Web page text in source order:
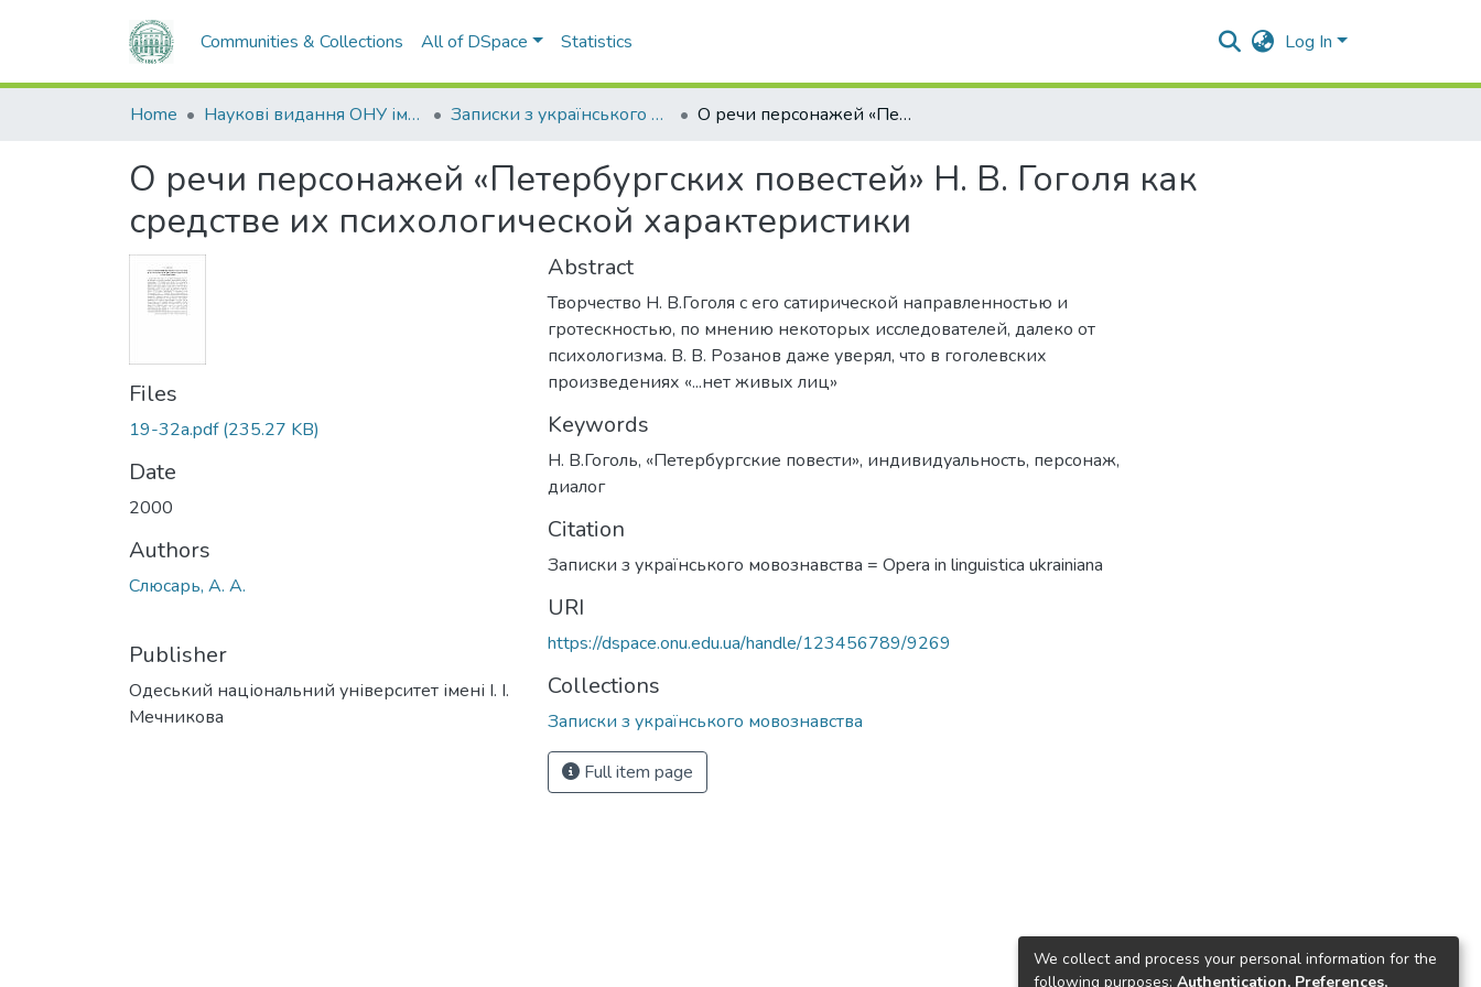
Communities & Collections All of DSpace Statistics Log In
Home Наукові видання ОНУ імені І. І. Мечникова Записки з українського мовознавства О речи персонажей «Петербургских повестей» Н. В. Гоголя как средстве их психологической характеристики
О речи персонажей «Петербургских повестей» Н. В. Гоголя как
средстве их психологической характеристики
Files
19-32а.pdf(235.27 KB)
Date
2000
Authors
Слюсарь, А. А.
Publisher
Одеський національний університет імені І. І.
Мечникова
Abstract
Творчество Н. В.Гоголя с его сатирической направленностью и
гротескностью, по мнению некоторых исследователей, далеко от
психологизма. В. В. Розанов даже уверял, что в гоголевских
произведениях «...нет живых лиц»
Keywords
Н. В.Гоголь, «Петербургские повести», индивидуальность, персонаж,
диалог
Citation
Записки з українського мовознавства = Opera in linguistica ukrainiana
URI
https://dspace.onu.edu.ua/handle/123456789/9269
Collections
Записки з українського мовознавства
Full item page
We collect and process your personal information for the
following purposes: Authentication, Preferences,